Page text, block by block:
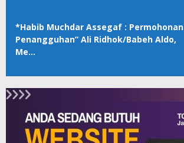
*Habib Muchdar Assegaf : Permohonan
Penangguhan” Ali Ridhok/Babeh Aldo,
Me…